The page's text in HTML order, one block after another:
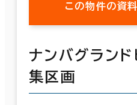
この物件の資
ナンバグラン
集区画